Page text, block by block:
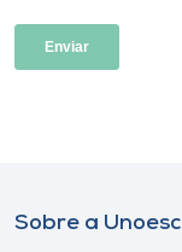
Sobre a Unoesc